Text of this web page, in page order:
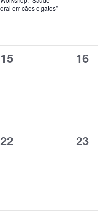
oral em cães e gatos”
0
15
0
16
0
22
0
23